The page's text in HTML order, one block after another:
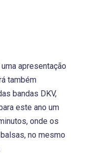
apresentação
também
bandas DKV,
este ano um
onde os
no mesmo